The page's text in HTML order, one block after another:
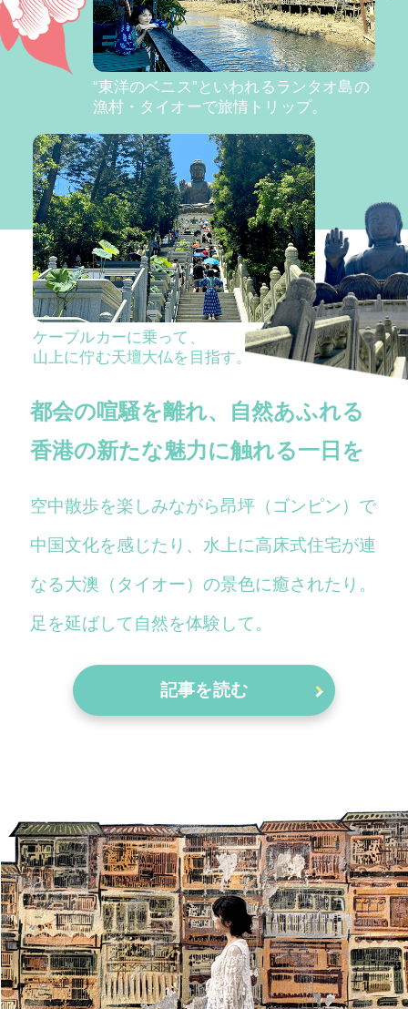
“東洋のベニス”といわれるランタオ島の
漁村・タイオーで旅情トリップ。
ケーブルカーに乗って、
山上に佇む天壇大仏を目指す。
都会の喧騒を離れ、自然あふれる
香港の新たな魅力に触れる一日を
空中散歩を楽しみながら昂坪（ゴンピン）で
中国文化を感じたり、水上に高床式住宅が連
なる大澳（タイオー）の景色に癒されたり。
足を延ばして自然を体験して。
記事を読む